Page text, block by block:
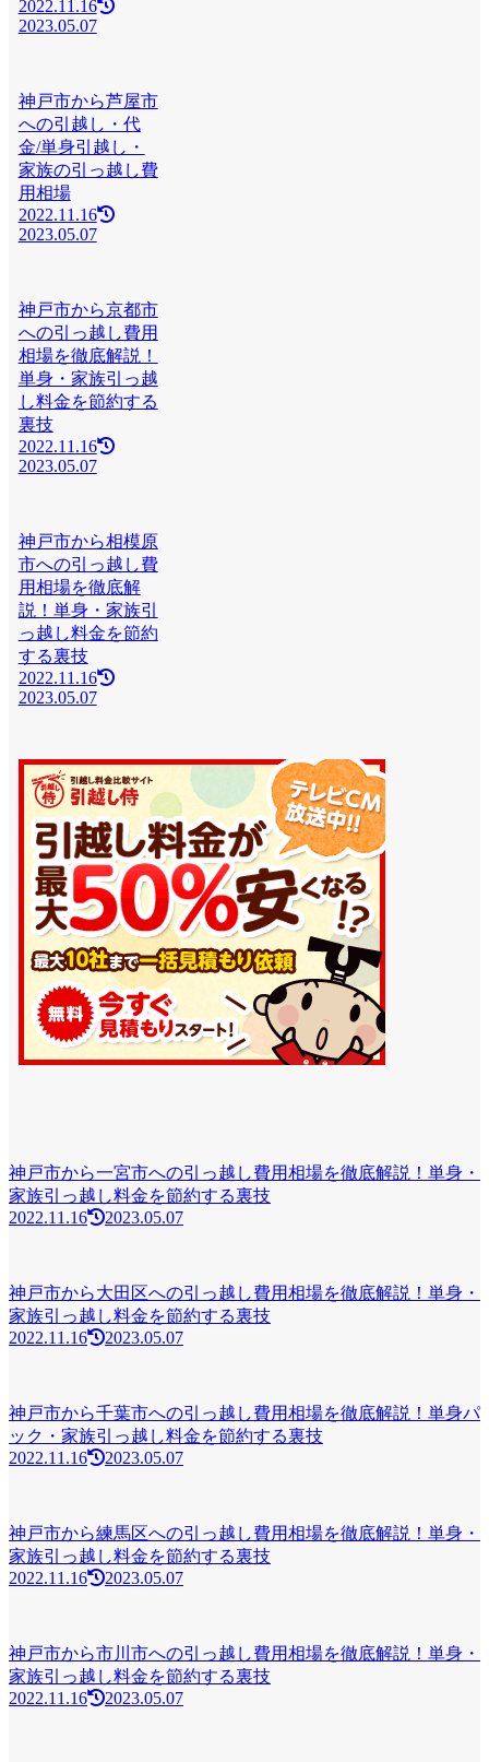
2022.11.16
2023.05.07
神戸市から芦屋市
への引越し・代
金/単身引越し・
家族の引っ越し費
用相場
2022.11.16
2023.05.07
神戸市から京都市
への引っ越し費用
相場を徹底解説！
単身・家族引っ越
し料金を節約する
裏技
2022.11.16
2023.05.07
神戸市から相模原
市への引っ越し費
用相場を徹底解
説！単身・家族引
っ越し料金を節約
する裏技
2022.11.16
2023.05.07
神戸市から一宮市への引っ越し費用相場を徹底解説！単身・
家族引っ越し料金を節約する裏技
2022.11.16
2023.05.07
神戸市から大田区への引っ越し費用相場を徹底解説！単身・
家族引っ越し料金を節約する裏技
2022.11.16
2023.05.07
神戸市から千葉市への引っ越し費用相場を徹底解説！単身パ
ック・家族引っ越し料金を節約する裏技
2022.11.16
2023.05.07
神戸市から練馬区への引っ越し費用相場を徹底解説！単身・
家族引っ越し料金を節約する裏技
2022.11.16
2023.05.07
神戸市から市川市への引っ越し費用相場を徹底解説！単身・
家族引っ越し料金を節約する裏技
2022.11.16
2023.05.07